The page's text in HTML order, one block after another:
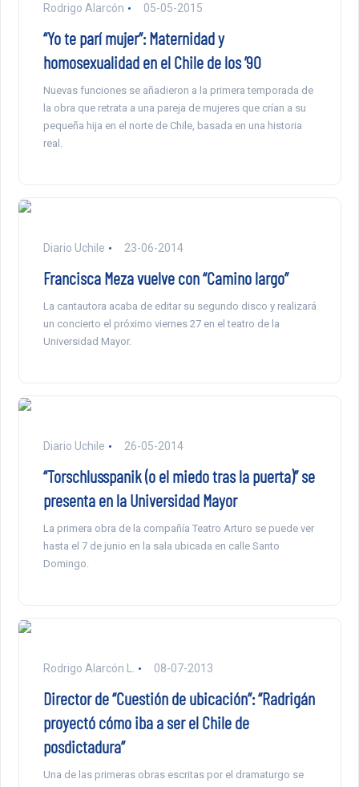
Rodrigo Alarcón 05-05-2015
“Yo te parí mujer”: Maternidad y
homosexualidad en el Chile de los ’90
Nuevas funciones se añadieron a la primera temporada de
la obra que retrata a una pareja de mujeres que crían a su
pequeña hija en el norte de Chile, basada en una historia
real.
Diario Uchile 23-06-2014
Francisca Meza vuelve con “Camino largo”
La cantautora acaba de editar su segundo disco y realizará
un concierto el próximo viernes 27 en el teatro de la
Universidad Mayor.
Diario Uchile 26-05-2014
“Torschlusspanik (o el miedo tras la puerta)” se
presenta en la Universidad Mayor
La primera obra de la compañía Teatro Arturo se puede ver
hasta el 7 de junio en la sala ubicada en calle Santo
Domingo.
Rodrigo Alarcón L. 08-07-2013
Director de “Cuestión de ubicación”: “Radrigán
proyectó cómo iba a ser el Chile de
posdictadura”
Una de las primeras obras escritas por el dramaturgo se